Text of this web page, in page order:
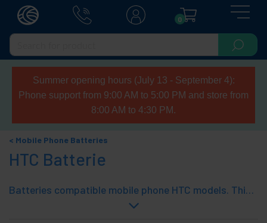
0
Summer opening hours (July 13 - September 4):
Phone support from 9:00 AM to 5:00 PM and store from
8:00 AM to 4:30 PM.
Mobile Phone Batteries
HTC Batterie
Batteries compatible mobile phone HTC models. This is 3.7 VDC rechargeable Li-Ion.